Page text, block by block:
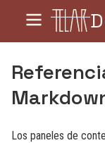
Los paneles de